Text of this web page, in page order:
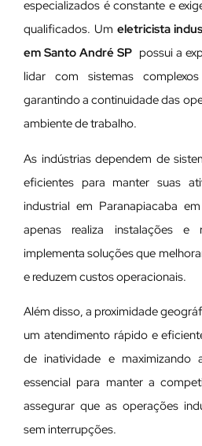
especializados é constante e
qualificados. Um eletricista
em Santo André SP possui a
lidar com sistemas
garantindo a continuidade das
ambiente de trabalho.
As indústrias dependem de
eficientes para manter suas
industrial em Paranapiacaba
apenas realiza instalações e
implementa soluções que
e reduzem custos operacionais.
Além disso, a proximidade
um atendimento rápido e
de inatividade e maximizando
essencial para manter a
assegurar que as operações
sem interrupções.